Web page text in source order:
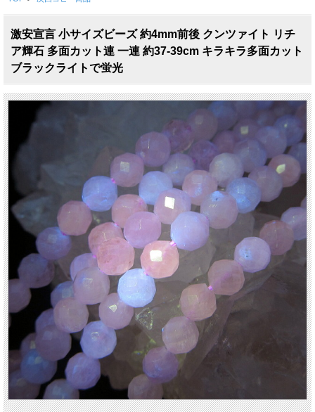
激安宣言 小サイズビーズ 約4mm前後 クンツァイト リチ
ア輝石 多面カット連 一連 約37-39cm キラキラ多面カット
ブラックライトで蛍光